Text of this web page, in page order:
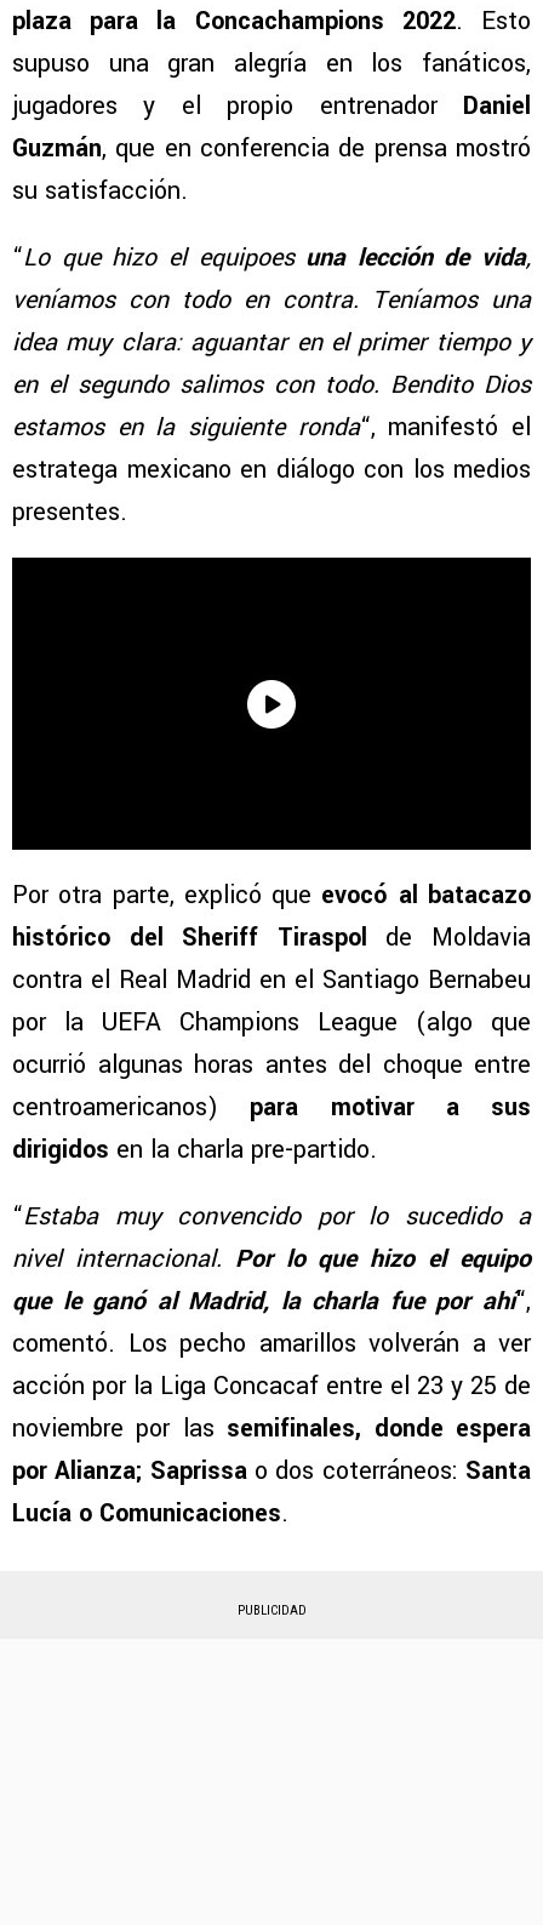
plaza para la Concachampions 2022. Esto
supuso una gran alegría en los fanáticos,
jugadores y el propio entrenador Daniel
Guzmán, que en conferencia de prensa mostró
su satisfacción.
“Lo que hizo el equipoes una lección de vida,
veníamos con todo en contra. Teníamos una
idea muy clara: aguantar en el primer tiempo y
en el segundo salimos con todo. Bendito Dios
estamos en la siguiente ronda“, manifestó el
estratega mexicano en diálogo con los medios
presentes.
Por otra parte, explicó que evocó al batacazo
histórico del Sheriff Tiraspol de Moldavia
contra el Real Madrid en el Santiago Bernabeu
por la UEFA Champions League (algo que
ocurrió algunas horas antes del choque entre
centroamericanos) para motivar a sus
dirigidos en la charla pre-partido.
“Estaba muy convencido por lo sucedido a
nivel internacional. Por lo que hizo el equipo
que le ganó al Madrid, la charla fue por ahí“,
comentó. Los pecho amarillos volverán a ver
acción por la Liga Concacaf entre el 23 y 25 de
noviembre por las semifinales, donde espera
por Alianza; Saprissao dos coterráneos: Santa
Lucía o Comunicaciones.
PUBLICIDAD